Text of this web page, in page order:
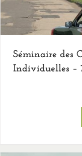
Séminaire des
Individuelles –